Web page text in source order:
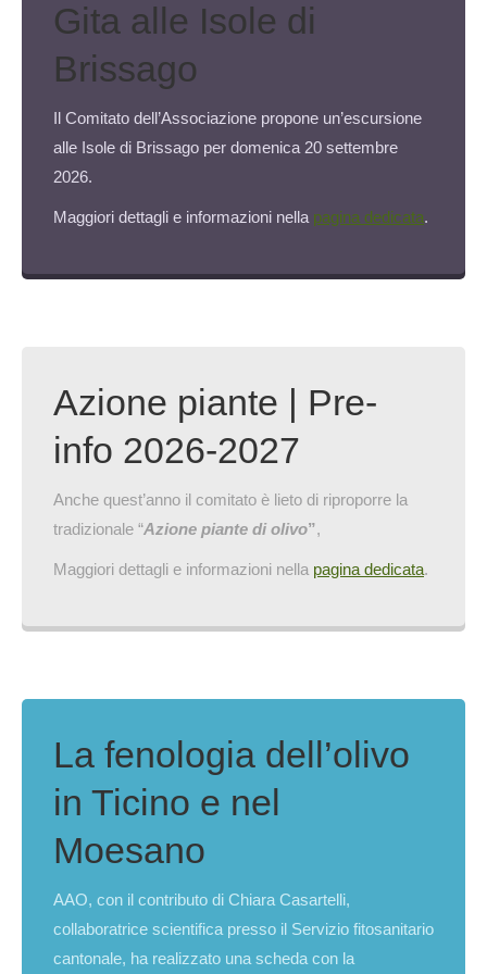
Gita alle Isole di
Brissago
Il Comitato dell’Associazione propone un’escursione
alle Isole di Brissago per domenica 20 settembre
2026.
Maggiori dettagli e informazioni nella pagina dedicata.
Azione piante | Pre-
info 2026-2027
Anche quest’anno il comitato è lieto di riproporre la
tradizionale “Azione piante di olivo”,
Maggiori dettagli e informazioni nella pagina dedicata.
La fenologia dell’olivo
in Ticino e nel
Moesano
AAO, con il contributo di Chiara Casartelli,
collaboratrice scientifica presso il Servizio fitosanitario
cantonale, ha realizzato una scheda con la